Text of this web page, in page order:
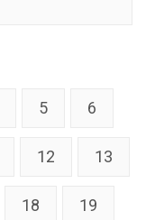
5 6
12 13
18 19